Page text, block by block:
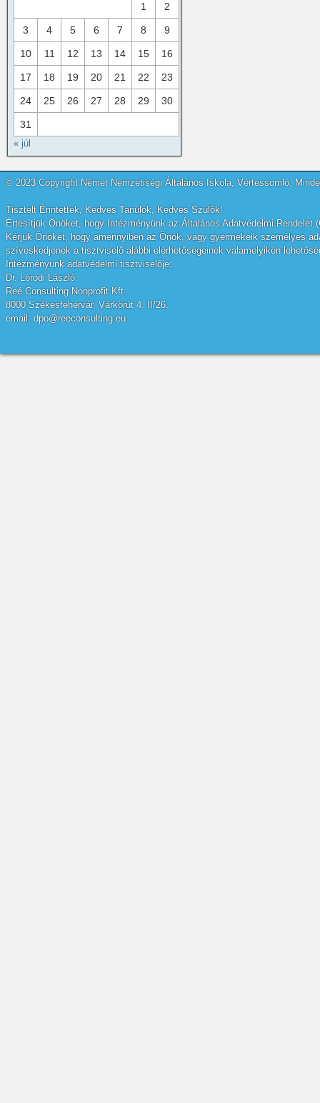
1 2
3 4 5 6 7 8 9
10 11 12 13 14 15 16
17 18 19 20 21 22 23
24 25 26 27 28 29 30
31
« júl
© 2023 Copyright Német Nemzetiségi Általános Iskola, Vértessomló.
Tisztelt Érintettek, Kedves Tanulók, Kedves Szülők!
Értesítjük Önöket, hogy Intézményünk az Általános Adatvédelmi
Kérjük Önöket, hogy amennyiben az Önök, vagy gyermekeik személyes
szíveskedjenek a tisztviselő alábbi elérhetőségeinek valamelyikén
Intézményünk adatvédelmi tisztviselője:
Dr. Lórodi László
Reé Consulting Nonprofit Kft.
8000 Székesfehérvár, Várkörút 4. II/26.
email: dpo@reeconsulting.eu